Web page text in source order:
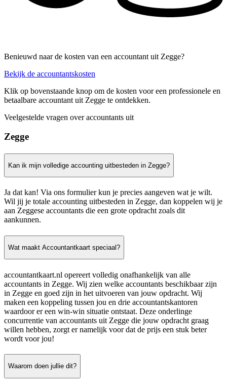
Benieuwd naar de kosten van een accountant uit Zegge?
Bekijk de accountantskosten
Klik op bovenstaande knop om de kosten voor een professionele en
betaalbare accountant uit Zegge te ontdekken.
Veelgestelde vragen over accountants uit
Zegge
Kan ik mijn volledige accounting uitbesteden in Zegge?
Ja dat kan! Via ons formulier kun je precies aangeven wat je wilt.
Wil jij je totale accounting uitbesteden in Zegge, dan koppelen wij je
aan Zeggese accountants die een grote opdracht zoals dit
aankunnen.
Wat maakt Accountantkaart speciaal?
accountantkaart.nl opereert volledig onafhankelijk van alle
accountants in Zegge. Wij zien welke accountants beschikbaar zijn
in Zegge en goed zijn in het uitvoeren van jouw opdracht. Wij
maken een koppeling tussen jou en drie accountantskantoren
waardoor er een win-win situatie ontstaat. Deze onderlinge
concurrentie van accountants uit Zegge die jouw opdracht graag
willen hebben, zorgt er namelijk voor dat de prijs een stuk beter
wordt voor jou!
Waarom doen jullie dit?